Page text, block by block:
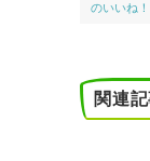
のいいね！
関連